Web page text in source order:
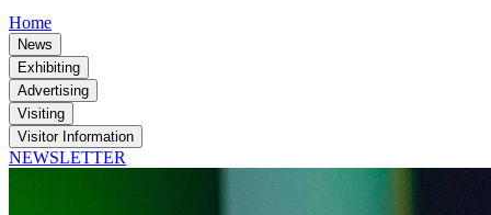
Home
News
Exhibiting
Advertising
Visiting
Visitor Information
NEWSLETTER